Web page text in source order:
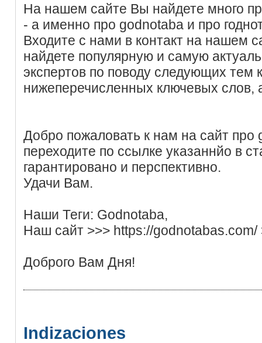
На нашем сайте Вы найдете много
- а именно про godnotaba и про
Входите с нами в контакт на нашем
найдете популярную и самую
экспертов по поводу следующих тем
нижеперечисленных ключевых слов,
Добро пожаловать к нам на сайт про
переходите по ссылке указаннйо в
гарантировано и перспективно.
Удачи Вам.
Наши Теги: Godnotaba,
Наш сайт >>> https://
Доброго Вам Дня!
Indizaciones